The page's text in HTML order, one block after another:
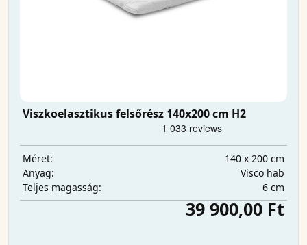
Viszkoelasztikus felsőrész 140x200 cm H2
Méret:
140 x 200 cm
Anyag:
Visco hab
Teljes magasság:
6 cm
39 900,00 Ft